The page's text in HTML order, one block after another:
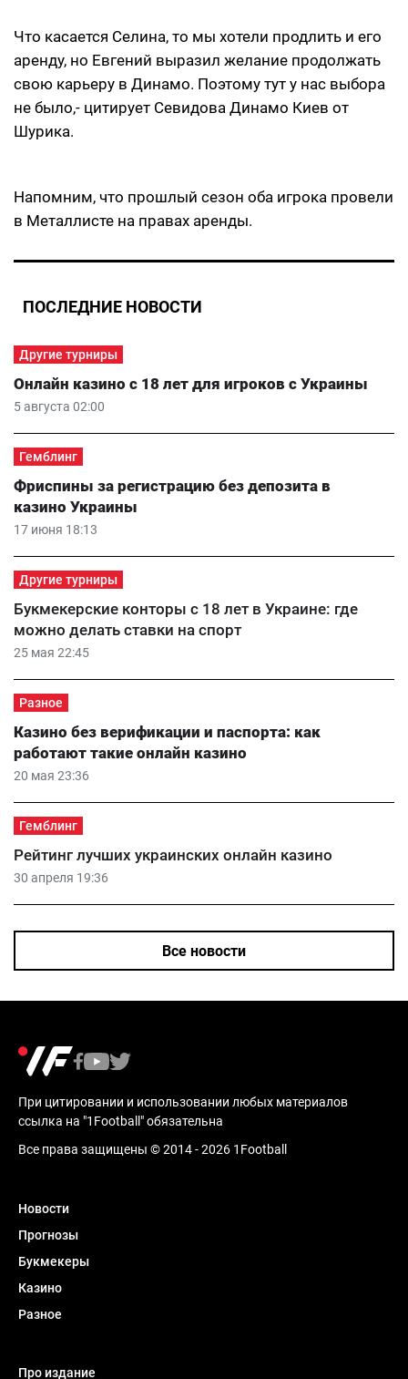
Что касается Селина, то мы хотели продлить и его
аренду, но Евгений выразил желание продолжать
свою карьеру в Динамо. Поэтому тут у нас выбора
не было,- цитирует Севидова Динамо Киев от
Шурика.
Напомним, что прошлый сезон оба игрока провели
в Металлисте на правах аренды.
ПОСЛЕДНИЕ НОВОСТИ
Другие турниры
5 августа 02:00
Онлайн казино с 18 лет для игроков с Украины
Гемблинг
17 июня 18:13
Фриспины за регистрацию без депозита в
казино Украины
Другие турниры
25 мая 22:45
Букмекерские конторы с 18 лет в Украине: где
можно делать ставки на спорт
Разное
20 мая 23:36
Казино без верификации и паспорта: как
работают такие онлайн казино
Гемблинг
30 апреля 19:36
Рейтинг лучших украинских онлайн казино
Все новости
При цитировании и использовании любых материалов
ссылка на "1Football" обязательна
Все права защищены © 2014 - 2026 1Football
Новости
Прогнозы
Букмекеры
Казино
Разное
Про издание